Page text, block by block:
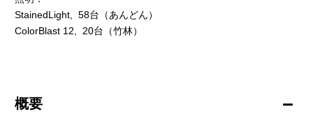
StainedLight, 58台（あんどん）
ColorBlast 12, 20台（竹林）
概要